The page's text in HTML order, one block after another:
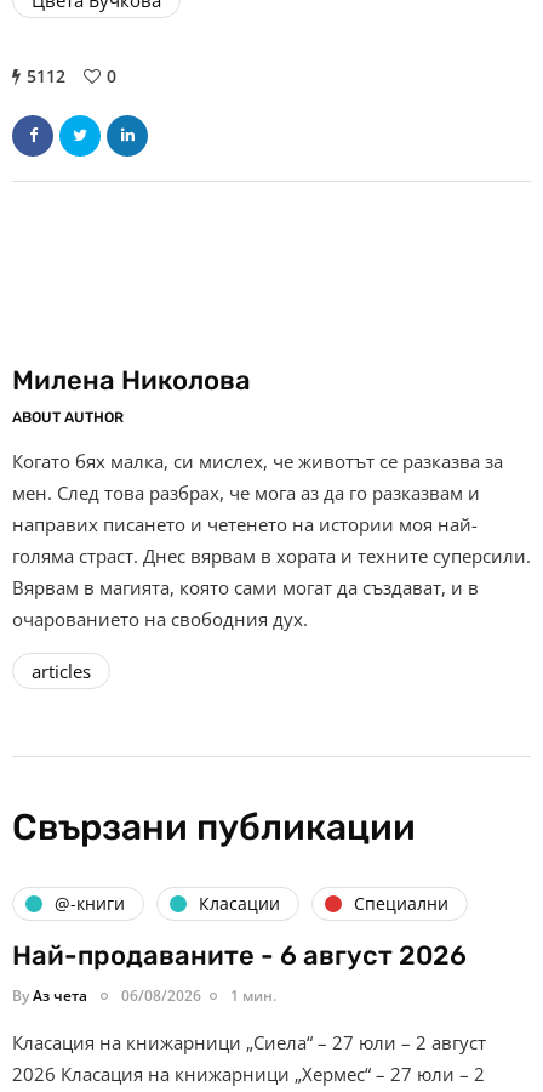
5112 0
Милена Николова
ABOUT AUTHOR
Когато бях малка, си мислех, че животът се разказва за
мен. След това разбрах, че мога аз да го разказвам и
направих писането и четенето на истории моя най-
голяма страст. Днес вярвам в хората и техните суперсили.
Вярвам в магията, която сами могат да създават, и в
очарованието на свободния дух.
articles
Свързани публикации
@-книги Класации Специални
Най-продаваните - 6 август 2026
ByАз чета 06/08/2026 1 мин.
Класация на книжарници „Сиела“ – 27 юли – 2 август
2026 Класация на книжарници „Хермес“ – 27 юли – 2